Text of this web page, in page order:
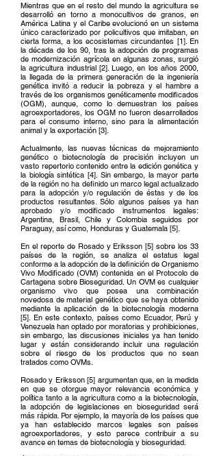
Mientras que en el resto del mundo la agricultura se
desarrolló en torno a monocultivos de granos, en
América Latina y el Caribe evolucionó en un sistema
único caracterizado por policultivos que imitaban, en
cierta forma, a los ecosistemas circundantes [1]. En
la década de los 90, tras la adopción de programas
de modernización agrícola en algunas zonas, surgió
la agricultura industrial [2]. Luego, en los años 2000,
la llegada de la primera generación de la ingeniería
genética invitó a reducir la pobreza y el hambre a
través de los organismos genéticamente modificados
(OGM), aunque, como lo demuestran los países
agroexportadores, los OGM no fueron desarrollados
para el consumo interno, sino para la alimentación
animal y la exportación [3].
Actualmente, las nuevas técnicas de mejoramiento
genético o biotecnología de precisión incluyen un
vasto repertorio contenido entre la edición genética y
la biología sintética [4]. Sin embargo, la mayor parte
de la región no ha definido un marco legal actualizado
para la adopción y/o regulación de éstas y de los
productos resultantes. Sólo algunos países ya han
aprobado y/o modificado instrumentos legales:
Argentina, Brasil, Chile y Colombia seguidos por
Paraguay, así como, Honduras y Guatemala [5].
En el reporte de Rosado y Eriksson [5] sobre los 33
países de la región, se analiza el estatus legal
conforme a la adopción de la definición de Organismo
Vivo Modificado (OVM) contenida en el Protocolo de
Cartagena sobre Bioseguridad. Un OVM es cualquier
organismo vivo que posea una combinación
novedosa de material genético que se haya obtenido
mediante la aplicación de la biotecnología moderna
[5]. En este contexto, países como Ecuador, Perú y
Venezuela han optado por moratorias y prohibiciones,
sin embargo, las discusiones iniciales ya han tenido
lugar y están considerando incluir una regulación
sobre el riesgo de los productos que no sean
tratados como OVMs.
Rosado y Eriksson [5] argumentan que, en la medida
en que se otorgue mayor relevancia económica y
política tanto a la agricultura como a la biotecnología,
la adopción de legislaciones en bioseguridad será
más rápida. Por ejemplo, la mayoría de los países que
ya han establecido marcos legales son países
agroexportadores, y esto parece contribuir a su
avance en temas de biotecnología y bioseguridad.